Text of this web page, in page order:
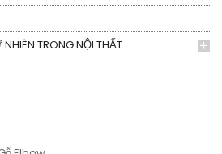
TRONG NỘI THẤT